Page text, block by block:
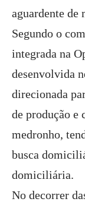
aguardente de
Segundo o
integrada na
desenvolvida
direcionada
de produção e
medronho,
busca
domiciliária.
No decorrer